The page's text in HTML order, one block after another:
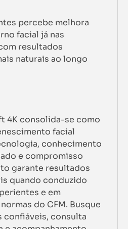
percebe melhora
facial já nas
resultados
naturais ao longo
4K consolida-se como
facial
conhecimento
e compromisso
garante resultados
quando conduzido
e em
do CFM. Busque
confiáveis, consulta